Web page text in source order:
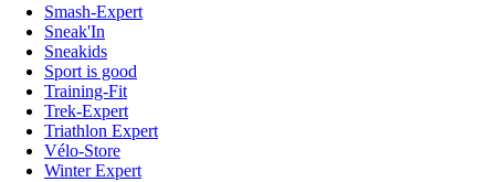
Smash-Expert
Sneak'In
Sneakids
Sport is good
Training-Fit
Trek-Expert
Triathlon Expert
Vélo-Store
Winter Expert